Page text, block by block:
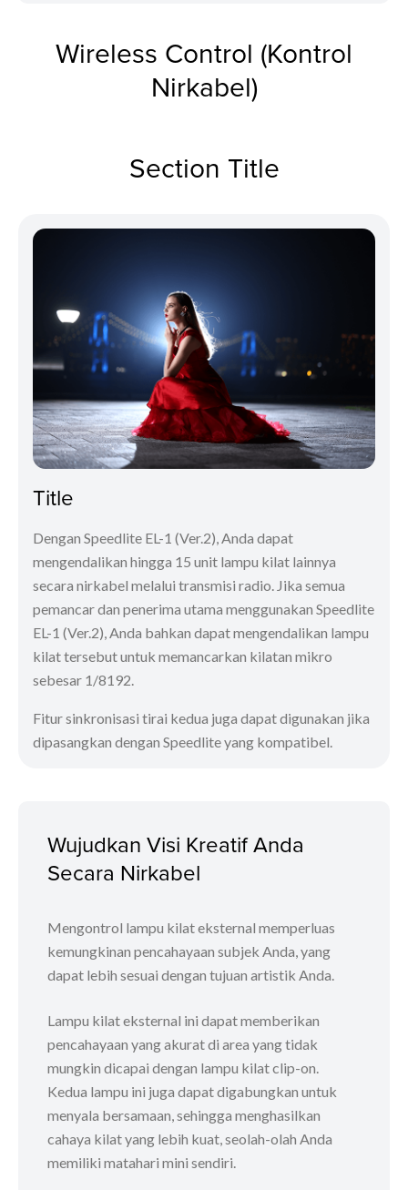
Wireless Control (Kontrol
Nirkabel)
Section Title
Title
Dengan Speedlite EL-1 (Ver.2), Anda dapat
mengendalikan hingga 15 unit lampu kilat lainnya
secara nirkabel melalui transmisi radio. Jika semua
pemancar dan penerima utama menggunakan Speedlite
EL-1 (Ver.2), Anda bahkan dapat mengendalikan lampu
kilat tersebut untuk memancarkan kilatan mikro
sebesar 1/8192.
Fitur sinkronisasi tirai kedua juga dapat digunakan jika
dipasangkan dengan Speedlite yang kompatibel.
Wujudkan Visi Kreatif Anda
Secara Nirkabel
Mengontrol lampu kilat eksternal memperluas
kemungkinan pencahayaan subjek Anda, yang
dapat lebih sesuai dengan tujuan artistik Anda.
Lampu kilat eksternal ini dapat memberikan
pencahayaan yang akurat di area yang tidak
mungkin dicapai dengan lampu kilat clip-on.
Kedua lampu ini juga dapat digabungkan untuk
menyala bersamaan, sehingga menghasilkan
cahaya kilat yang lebih kuat, seolah-olah Anda
memiliki matahari mini sendiri.